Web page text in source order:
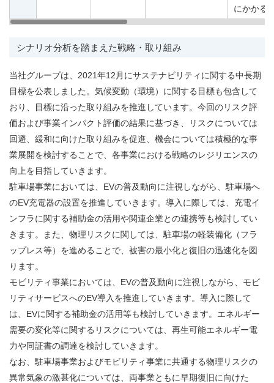
にかかる
シナリオ分析を踏まえた戦略・取り組み
当社グループは、2021年12月にサステナビリティに関する中長期
目標を公表しました。気候変動（環境）に関する目標も包含して
おり、目標に沿った取り組みを推進しています。今回のリスク評
価および事業インパクト評価の結果に基づき、リスクについては
回避、緩和に向けた取り組みを促進、機会については積極的な事
業展開を検討することで、各事業における戦略のレジリエンスの
向上を目指していきます。
駐車場事業においては、EVの普及動向に注視しながら、駐車場へ
のEV充電器の設置を推進していきます。導入に際しては、充電イ
ンフラに関する補助金の活用や関連企業との連携等も検討してい
きます。また、物理リスクに関しては、駐車場の軽装備化（フラ
ップレス等）を進めることで、被害の最小化と復旧の迅速化を図
ります。
モビリティ事業においては、EVの普及動向に注視しながら、モビ
リティサービスへのEV導入を推進していきます。導入に際して
は、EVに関する補助金の活用等も検討していきます。エネルギー
需要の変化等に関するリスクについては、再生可能エネルギー電
力や同証書の調達を検討していきます。
なお、駐車場事業およびモビリティ事業に共通する物理リスクの
異常気象の激甚化については、両事業ともに早期復旧に向けた